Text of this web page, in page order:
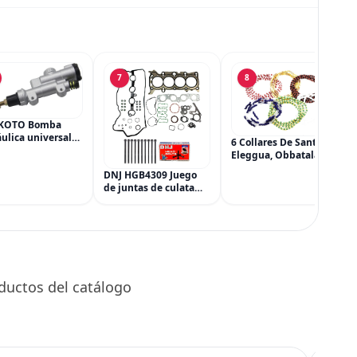
Bomba
universal
7
DNJ HGB4309 Juego
de juntas de culata
8
6 Collares De Santeria,
Eleggua, Obbatala,
del catálogo